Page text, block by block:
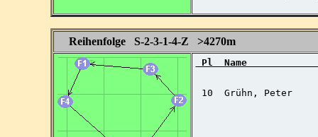
Reihenfolge S-2-3-1-4-Z >4270m
Pl  Name
10  Grühn, Peter